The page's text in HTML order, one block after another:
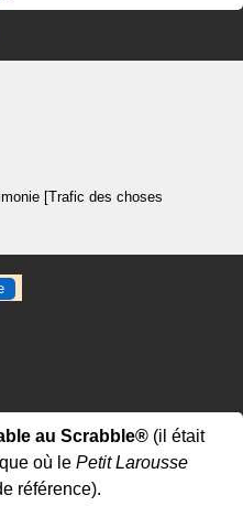
[Trafic des choses
au Scrabble® (il était
où le Petit Larousse
référence).